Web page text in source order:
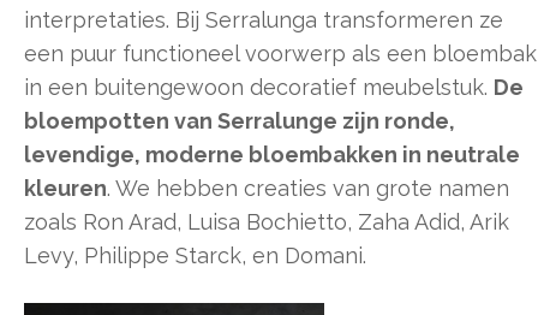
interpretaties. Bij Serralunga transformeren ze
een puur functioneel voorwerp als een bloembak
in een buitengewoon decoratief meubelstuk. De
bloempotten van Serralunge zijn ronde,
levendige, moderne bloembakken in neutrale
kleuren. We hebben creaties van grote namen
zoals Ron Arad, Luisa Bochietto, Zaha Adid, Arik
Levy, Philippe Starck, en Domani.